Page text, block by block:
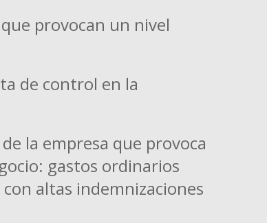
provocan un nivel
de control en la
la empresa que provoca
gastos ordinarios
altas indemnizaciones